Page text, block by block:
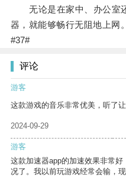
无论是在家中、办公室
器，就能够畅行无阻地上网。
#37#
评论
游客
这款游戏的音乐非常优美，听了让
2024-09-29
游客
这款加速器app的加速效果非常
况了。我以前玩游戏经常会输，